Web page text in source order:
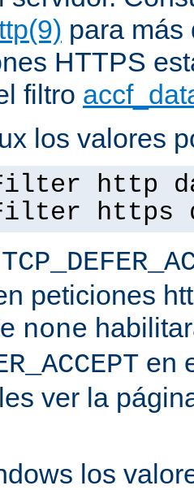
para más
HTTPS
filtro
los valores
http
https
peticiones
none
en
ver la
los